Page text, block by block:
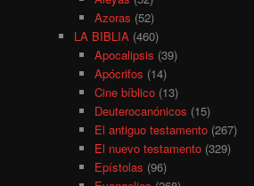
Azoras (52)
LA BIBLIA (460)
Apocalipsis (39)
Apócrifos (14)
Cine bíblico(13)
Deuterocanónicos (15)
El antiguo testamento(267)
El nuevo testamento(329)
Epístolas (96)